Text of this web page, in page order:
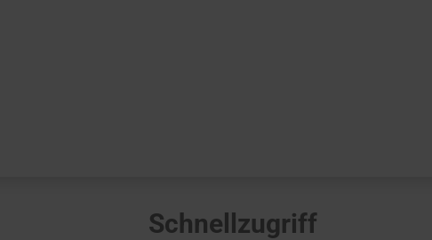
Schnellzugriff